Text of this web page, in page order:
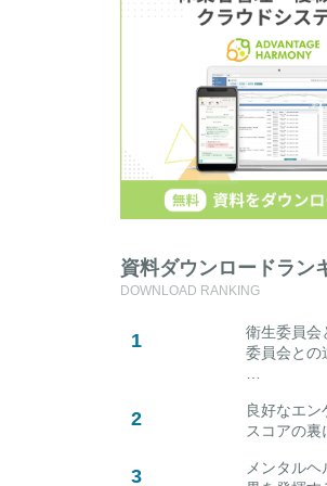
資料ダウンロードラン
DOWNLOAD RANKING
衛生委員会
委員会との
良好なエン
スコアの裏
メンタル